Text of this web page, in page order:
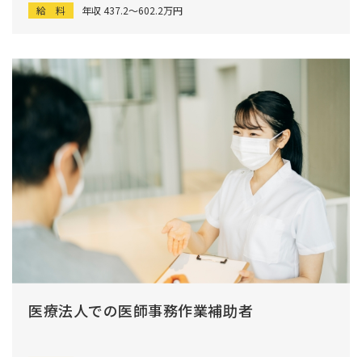
給 料
年収 437.2〜602.2万円
医療法人での医師事務作業補助者